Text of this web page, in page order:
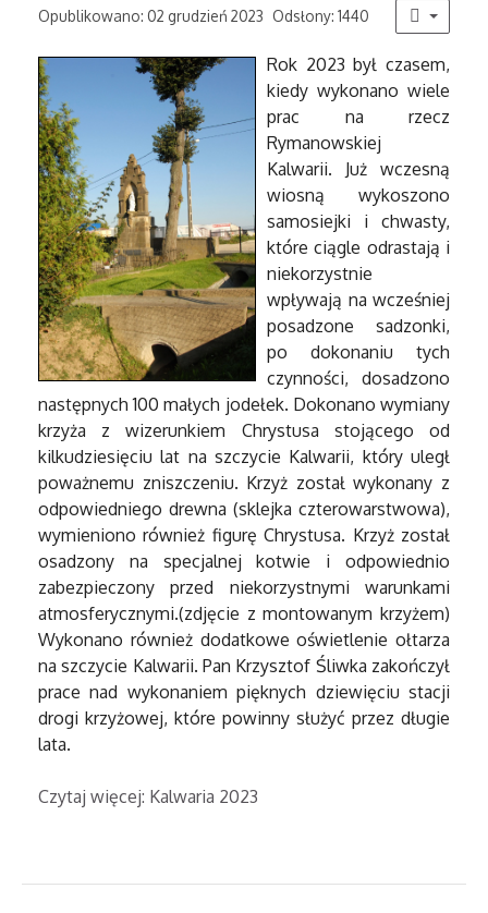
Opublikowano: 02 grudzień 2023 Odsłony: 1440
Rok 2023 był czasem,
kiedy wykonano wiele
prac na rzecz
Rymanowskiej
Kalwarii. Już wczesną
wiosną wykoszono
samosiejki i chwasty,
które ciągle odrastają i
niekorzystnie
wpływają na wcześniej
posadzone sadzonki,
po dokonaniu tych
czynności, dosadzono
następnych 100 małych jodełek. Dokonano wymiany
krzyża z wizerunkiem Chrystusa stojącego od
kilkudziesięciu lat na szczycie Kalwarii, który uległ
poważnemu zniszczeniu. Krzyż został wykonany z
odpowiedniego drewna (sklejka czterowarstwowa),
wymieniono również figurę Chrystusa. Krzyż został
osadzony na specjalnej kotwie i odpowiednio
zabezpieczony przed niekorzystnymi warunkami
atmosferycznymi.(zdjęcie z montowanym krzyżem)
Wykonano również dodatkowe oświetlenie ołtarza
na szczycie Kalwarii. Pan Krzysztof Śliwka zakończył
prace nad wykonaniem pięknych dziewięciu stacji
drogi krzyżowej, które powinny służyć przez długie
lata.
Czytaj więcej: Kalwaria 2023